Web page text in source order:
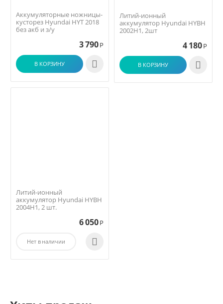
Аккумуляторные ножницы-
кусторез Hyundai HYT 2018
без акб и з/у
3 790 Р
В КОРЗИНУ 
Литий-ионный
аккумулятор Hyundai HYBH
2002H1, 2шт
4 180 Р
В КОРЗИНУ 
Литий-ионный
аккумулятор Hyundai HYBH
2004H1, 2 шт.
6 050 Р
Нет в наличии 